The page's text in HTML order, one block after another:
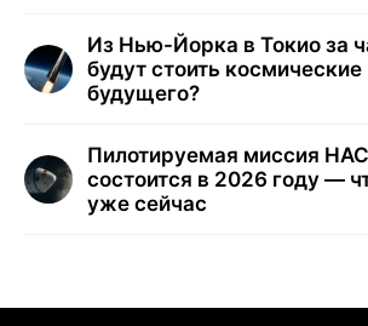
Из Нью-Йорка в Токио за
будут стоить
будущего?
Пилотируемая миссия
состоится в 2026 году —
уже сейчас